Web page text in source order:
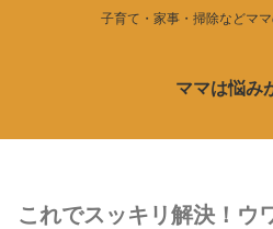
子育て・家事・掃除などマ
ママは悩み
これでスッキリ解決！ウ